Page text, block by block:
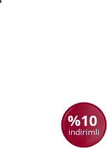
%10
indirimli